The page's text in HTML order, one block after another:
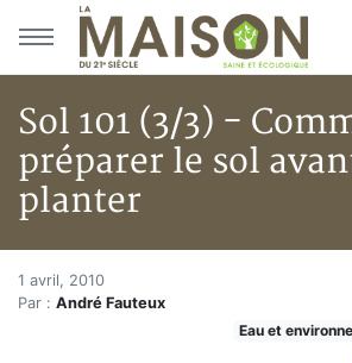
Aller au menu principal
Aller au contenu principal
Sol 101 (3/3) -
préparer le sol
planter
Accueil
Articles
Eau et environnement
Sol 101 (3/3) -
1 avril, 2010
Par : André Fauteux
Eau et